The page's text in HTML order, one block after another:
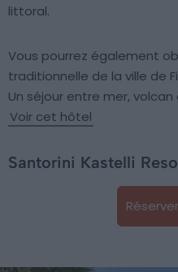
littoral.
Vous pourrez également
traditionnelle de la ville de
Un séjour entre mer,
Voir cet hôtel
Santorini Kastelli